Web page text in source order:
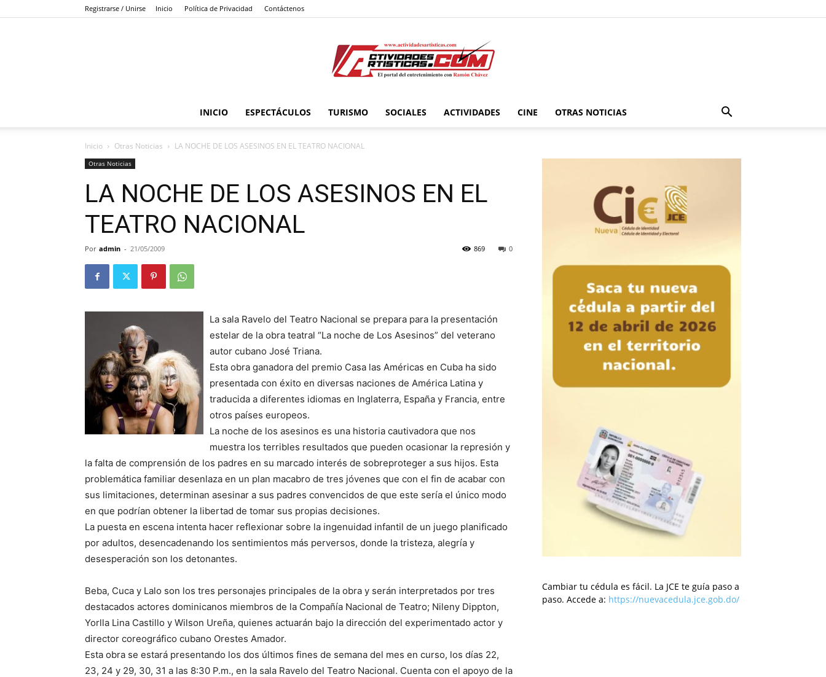
Registrarse / Unirse Inicio Política de Privacidad Contáctenos
Actividadesartisticas.com
INICIO ESPECTÁCULOS TURISMO SOCIALES ACTIVIDADES CINE OTRAS NOTICIAS
Inicio Otras Noticias LA NOCHE DE LOS ASESINOS EN EL TEATRO NACIONAL
Otras Noticias
LA NOCHE DE LOS ASESINOS EN EL
TEATRO NACIONAL
Por admin - 21/05/2009 0
869
La sala Ravelo del Teatro Nacional se prepara para la presentación
estelar de la obra teatral “La noche de Los Asesinos” del veterano
autor cubano José Triana.
Esta obra ganadora del premio Casa las Américas en Cuba ha sido
presentada con éxito en diversas naciones de América Latina y
traducida a diferentes idiomas en Inglaterra, España y Francia, entre
otros países europeos.
La noche de los asesinos es una historia cautivadora que nos
muestra los terribles resultados que pueden ocasionar la represión y
la falta de comprensión de los padres en su marcado interés de sobreproteger a sus hijos. Esta
problemática familiar desenlaza en un plan macabro de tres jóvenes que con el fin de acabar con
sus limitaciones, determinan asesinar a sus padres convencidos de que este sería el único modo
en que podrían obtener la libertad de tomar sus propias decisiones.
La puesta en escena intenta hacer reflexionar sobre la ingenuidad infantil de un juego planificado
por adultos, desencadenando los sentimientos más perversos, donde la tristeza, alegría y
desesperación son los detonantes.
Beba, Cuca y Lalo son los tres personajes principales de la obra y serán interpretados por tres
destacados actores dominicanos miembros de la Compañía Nacional de Teatro; Nileny Dippton,
Yorlla Lina Castillo y Wilson Ureña, quienes actuarán bajo la dirección del experimentado actor y
director coreográfico cubano Orestes Amador.
Esta obra se estará presentando los dos últimos fines de semana del mes en curso, los días 22,
23, 24 y 29, 30, 31 a las 8:30 P.m., en la sala Ravelo del Teatro Nacional. Cuenta con el apoyo de la
Cambiar tu cédula es fácil. La JCE te guía paso a
paso. Accede a: https://nuevacedula.jce.gob.do/